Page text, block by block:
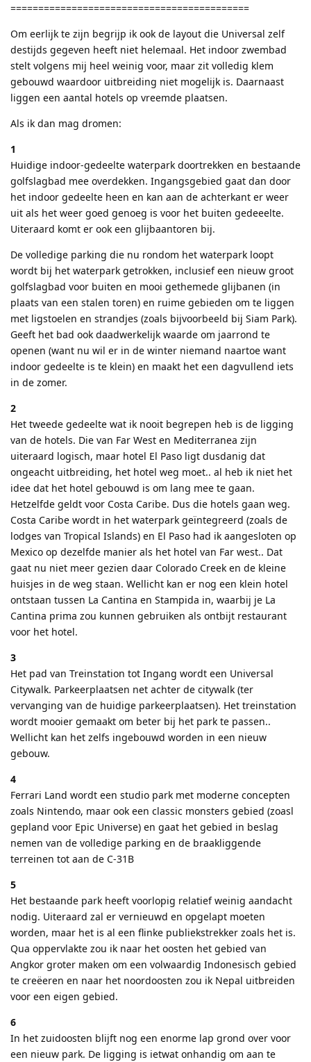
===========================================
Om eerlijk te zijn begrijp ik ook de layout die Universal zelf
destijds gegeven heeft niet helemaal. Het indoor zwembad
stelt volgens mij heel weinig voor, maar zit volledig klem
gebouwd waardoor uitbreiding niet mogelijk is. Daarnaast
liggen een aantal hotels op vreemde plaatsen.
Als ik dan mag dromen:
1
Huidige indoor-gedeelte waterpark doortrekken en bestaande
golfslagbad mee overdekken. Ingangsgebied gaat dan door
het indoor gedeelte heen en kan aan de achterkant er weer
uit als het weer goed genoeg is voor het buiten gedeeelte.
Uiteraard komt er ook een glijbaantoren bij.
De volledige parking die nu rondom het waterpark loopt
wordt bij het waterpark getrokken, inclusief een nieuw groot
golfslagbad voor buiten en mooi gethemede glijbanen (in
plaats van een stalen toren) en ruime gebieden om te liggen
met ligstoelen en strandjes (zoals bijvoorbeeld bij Siam Park).
Geeft het bad ook daadwerkelijk waarde om jaarrond te
openen (want nu wil er in de winter niemand naartoe want
indoor gedeelte is te klein) en maakt het een dagvullend iets
in de zomer.
2
Het tweede gedeelte wat ik nooit begrepen heb is de ligging
van de hotels. Die van Far West en Mediterranea zijn
uiteraard logisch, maar hotel El Paso ligt dusdanig dat
ongeacht uitbreiding, het hotel weg moet.. al heb ik niet het
idee dat het hotel gebouwd is om lang mee te gaan.
Hetzelfde geldt voor Costa Caribe. Dus die hotels gaan weg.
Costa Caribe wordt in het waterpark geïntegreerd (zoals de
lodges van Tropical Islands) en El Paso had ik aangesloten op
Mexico op dezelfde manier als het hotel van Far west.. Dat
gaat nu niet meer gezien daar Colorado Creek en de kleine
huisjes in de weg staan. Wellicht kan er nog een klein hotel
ontstaan tussen La Cantina en Stampida in, waarbij je La
Cantina prima zou kunnen gebruiken als ontbijt restaurant
voor het hotel.
3
Het pad van Treinstation tot Ingang wordt een Universal
Citywalk. Parkeerplaatsen net achter de citywalk (ter
vervanging van de huidige parkeerplaatsen). Het treinstation
wordt mooier gemaakt om beter bij het park te passen..
Wellicht kan het zelfs ingebouwd worden in een nieuw
gebouw.
4
Ferrari Land wordt een studio park met moderne concepten
zoals Nintendo, maar ook een classic monsters gebied (zoasl
gepland voor Epic Universe) en gaat het gebied in beslag
nemen van de volledige parking en de braakliggende
terreinen tot aan de C-31B
5
Het bestaande park heeft voorlopig relatief weinig aandacht
nodig. Uiteraard zal er vernieuwd en opgelapt moeten
worden, maar het is al een flinke publiekstrekker zoals het is.
Qua oppervlakte zou ik naar het oosten het gebied van
Angkor groter maken om een volwaardig Indonesisch gebied
te creëeren en naar het noordoosten zou ik Nepal uitbreiden
voor een eigen gebied.
6
In het zuidoosten blijft nog een enorme lap grond over voor
een nieuw park. De ligging is ietwat onhandig om aan te